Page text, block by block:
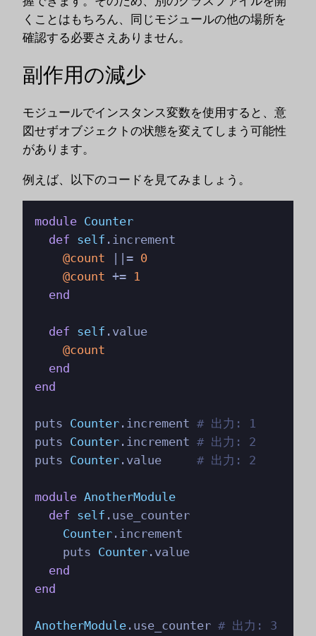
くことはもちろん、同じモジュールの他の場所を
確認する必要さえありません。
副作用の減少
モジュールでインスタンス変数を使用すると、意
図せずオブジェクトの状態を変えてしまう可能性
があります。
例えば、以下のコードを見てみましょう。
module Counter
def self .increment
@count
|= 0
@count += 1
end
def self .value
@count
end
end
puts Counter.increment # 出力: 1
puts Counter.increment # 出力: 2
puts Counter.value # 出力: 2
module AnotherModule
def self .use_counter
Counter.increment
    puts
Counter.value
end
end
AnotherModule.use_counter # 出力: 3